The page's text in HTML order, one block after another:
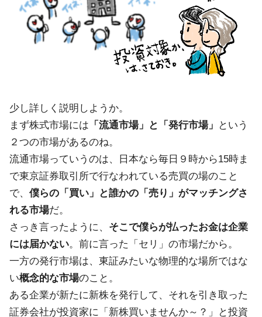
少し詳しく説明しようか。
まず株式市場には 「流通市場」と「発行市場」
という
２つの市場があるのね。
流通市場っていうのは、日本なら毎日９時から15時ま
で東京証券取引所で行なわれている売買の場のこと
で、 僕らの「買い」と誰かの「売り」がマッチングさ
れる市場だ。
さっき言ったように、 そこで僕らが払ったお金は企業
には届かない。前に言った「セリ」の市場だから。
一方の発行市場は、東証みたいな物理的な場所ではな
い概念的な市場のこと。
ある企業が新たに新株を発行して、それを引き取った
証券会社が投資家に「新株買いませんか～？」と投資